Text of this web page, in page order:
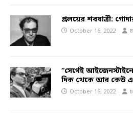
প্রলয়ের শবযাত্রী:
October 16, 2022
“সের্গেই
দিক থেকে আর কেউ
October 16, 2022